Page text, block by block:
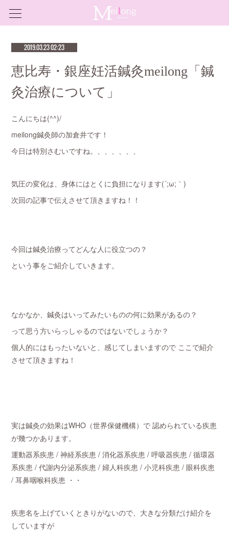
2019.03.23 02:23
恵比寿・銀座妊活鍼灸meilong「鍼
灸治療について」
こんにちは(^^)/
meilong鍼灸師の加倉井です！
今日は特別さむいですね。、、、、、、
気圧の変化は、身体にはとくに負担になります(´;ω;｀)
次回の記事で伝えさせて頂きますね！！
今回は鍼灸治療ってどんな人に役立つの？
という事をご紹介していきます。
なかなか、鍼灸はいってみたいものの何に効果があるの？
って思う方いらっしゃるのではないでしょうか？
個人的にはもったいないと、感じてしまいますので ここで紹介
させて頂きますね！
実は鍼灸の効果はWHO（世界保健機構）で 認められている疾患
が幾つかあります。
運動器系疾患 / 神経系疾患 / 消化器系疾患 / 呼吸器疾患 / 循環器
系疾患 / 代謝内分泌系疾患 / 婦人科疾患 / 小児科疾患 / 眼科疾患
/ 耳鼻咽喉科疾患 ・・
疾患名を上げていくときりがないので、大きな分類だけ紹介を
していますが